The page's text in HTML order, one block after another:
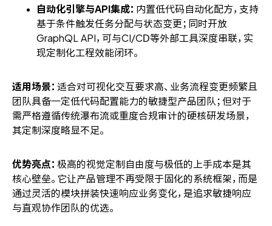
自动化引擎与API集成： 内置低代码自动化配方，支持
基于条件触发任务分配与状态变更；同时开放
GraphQL API，可与CI/CD等外部工具深度串联，实
现定制化工程效能闭环。
适用场景： 适合对可视化交互要求高、业务流程变更频繁且
团队具备一定低代码配置能力的敏捷型产品团队；但对于
需严格遵循传统瀑布流或重度合规审计的硬核研发场景，
其定制深度略显不足。
优势亮点： 极高的视觉定制自由度与极低的上手成本是其
核心壁垒。它让产品管理不再受限于固化的系统框架，而是
通过灵活的模块拼装快速响应业务变化，是追求敏捷响应
与直观协作团队的优选。